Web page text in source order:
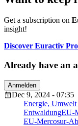
Get a subscription on
insight!
Discover Euractiv Pro
Already have an
Anmelden
Dec 9, 2024 - 07:35
Energie,
EntwaldungEU-
EU-Mercosur-